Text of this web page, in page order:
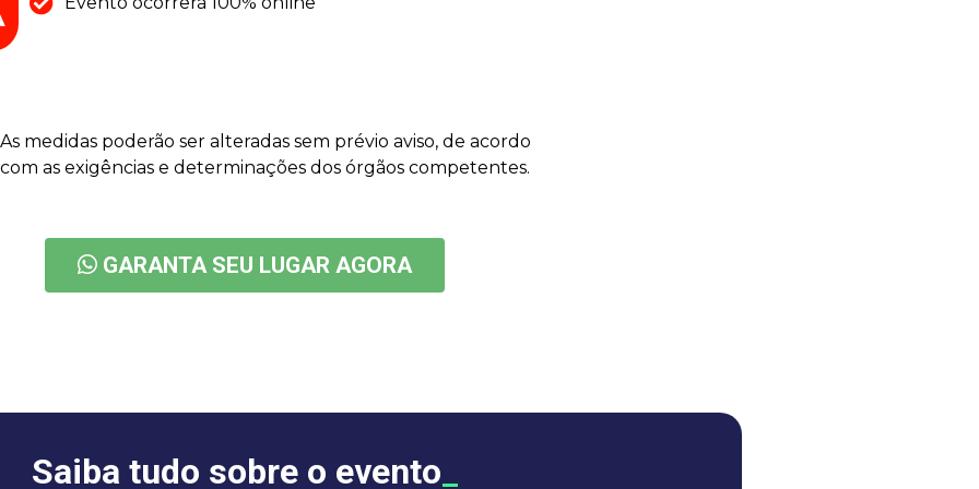
As medidas poderão ser alteradas sem prévio aviso, de acordo
com as exigências e determinações dos órgãos competentes.
GARANTA SEU LUGAR AGORA
Saiba tudo sobre o evento